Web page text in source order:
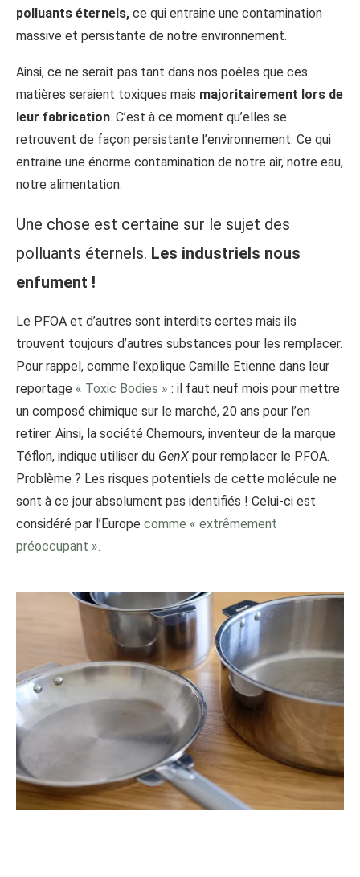
polluants éternels, ce qui entraine une contamination
massive et persistante de notre environnement.
Ainsi, ce ne serait pas tant dans nos poêles que ces
matières seraient toxiques mais majoritairement lors de
leur fabrication. C’est à ce moment qu’elles se
retrouvent de façon persistante l’environnement. Ce qui
entraine une énorme contamination de notre air, notre eau,
notre alimentation.
Une chose est certaine sur le sujet des
polluants éternels. Les industriels nous
enfument !
Le PFOA et d’autres sont interdits certes mais ils
trouvent toujours d’autres substances pour les remplacer.
Pour rappel, comme l’explique Camille Etienne dans leur
reportage « Toxic Bodies » : il faut neuf mois pour mettre
un composé chimique sur le marché, 20 ans pour l’en
retirer. Ainsi, la société Chemours, inventeur de la marque
Téflon, indique utiliser du GenX pour remplacer le PFOA.
Problème ? Les risques potentiels de cette molécule ne
sont à ce jour absolument pas identifiés ! Celui-ci est
considéré par l’Europe comme « extrêmement
préoccupant ».